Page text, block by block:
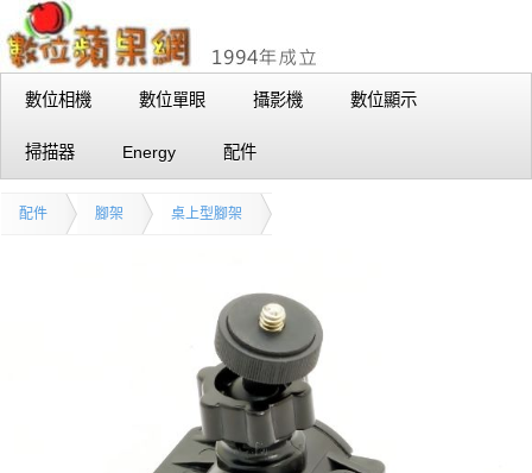
數位相機 數位單眼 攝影機 數位顯示
掃描器 Energy 配件
配件 腳架 桌上型腳架